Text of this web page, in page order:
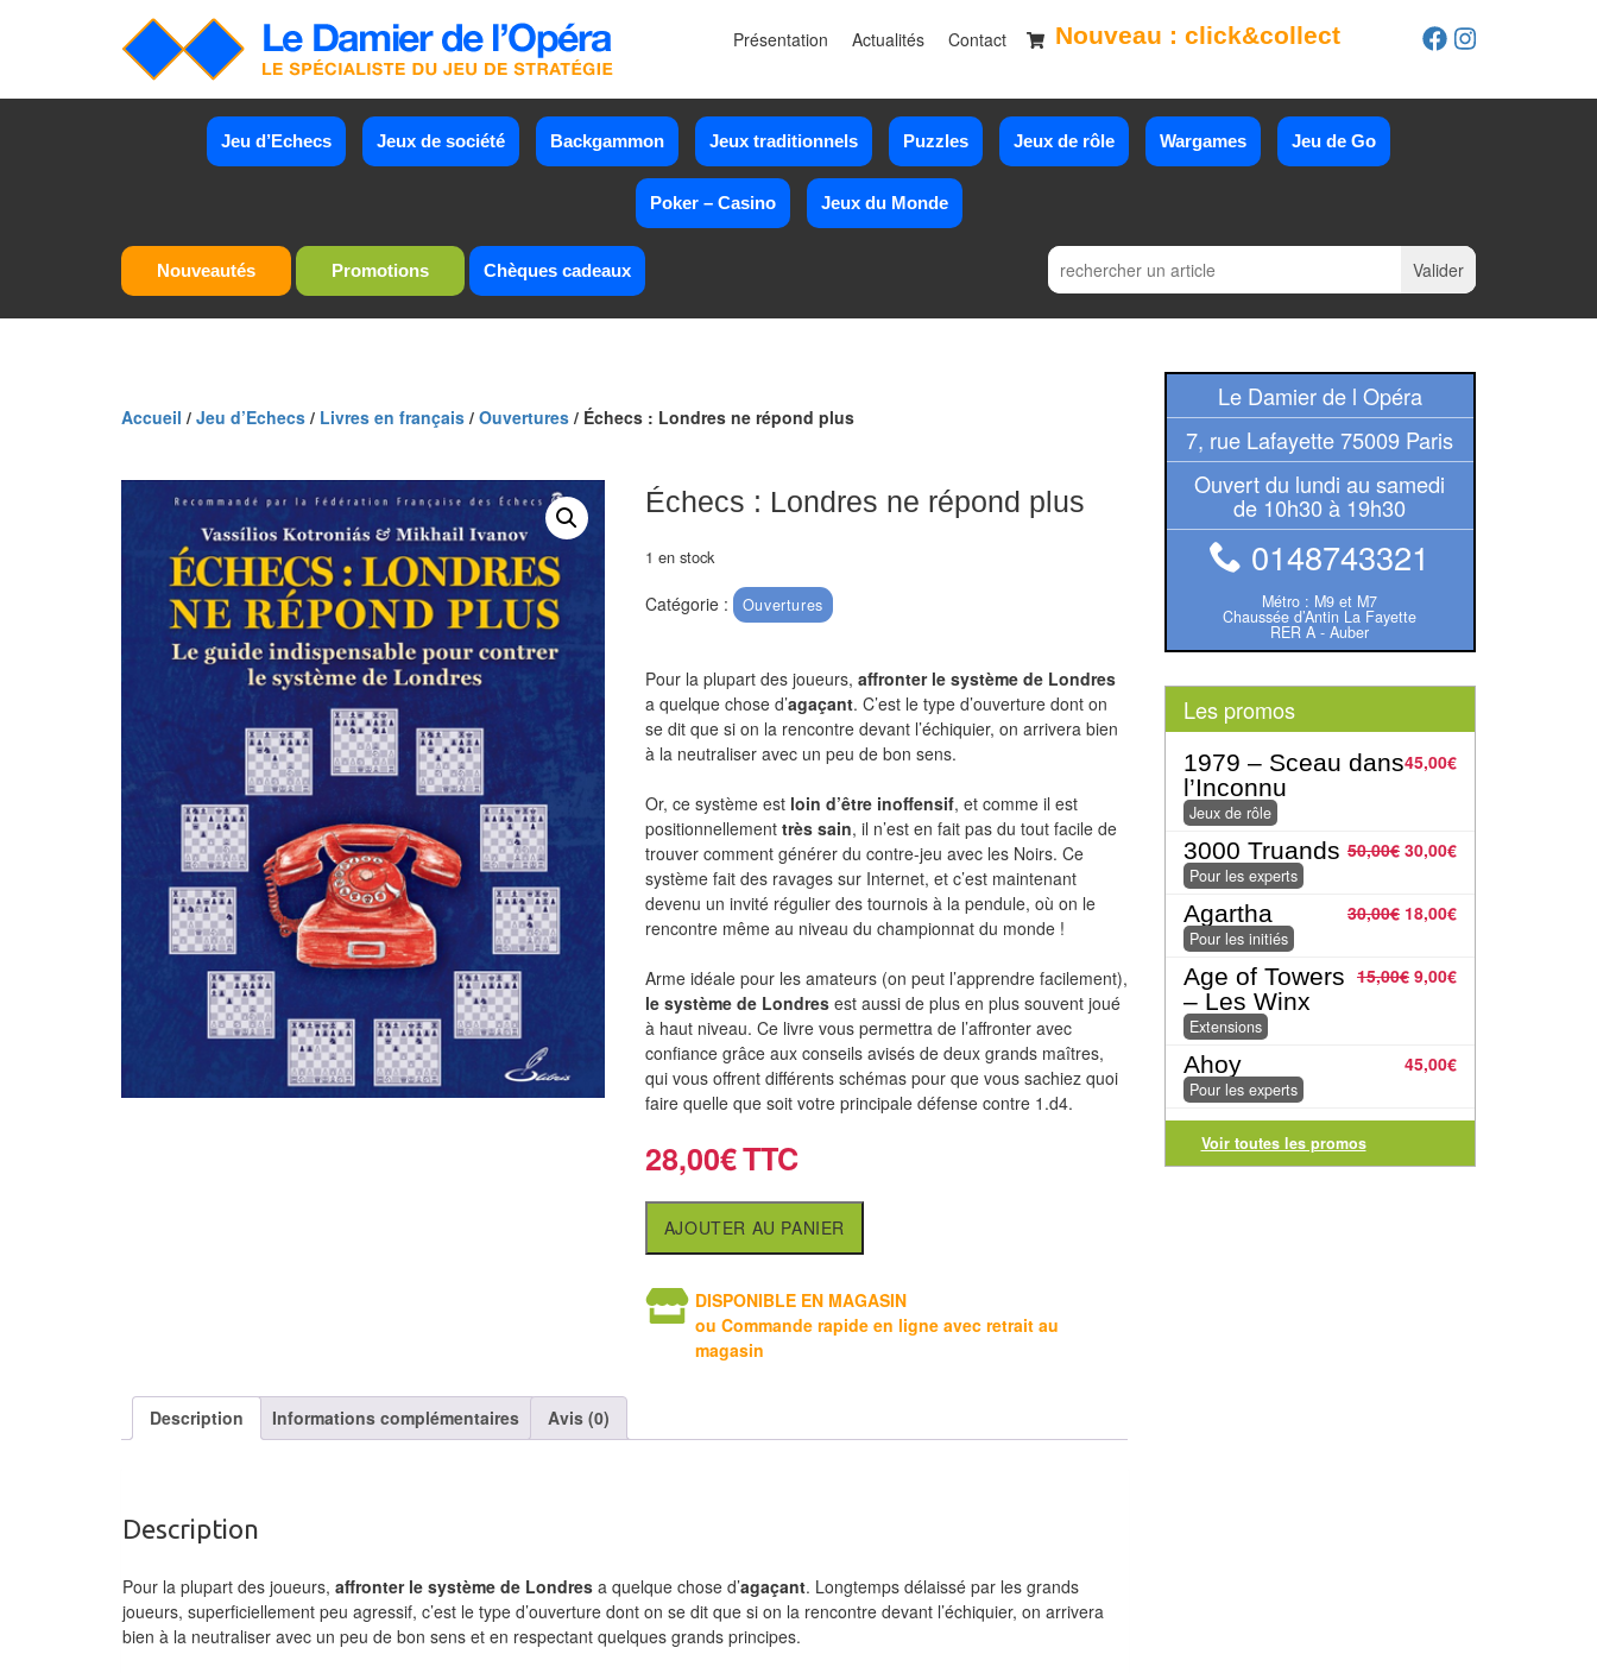
Présentation Actualités Contact Nouveau : click&collect
Jeu d’Echecs Jeux de société Backgammon Jeux traditionnels Puzzles Jeux de rôle Wargames Jeu de Go
Poker – Casino Jeux du Monde
Nouveautés Promotions Chèques cadeaux
Accueil / Jeu d’Echecs / Livres en français / Ouvertures / Échecs : Londres ne répond plus
Échecs : Londres ne répond plus
1 en stock
Catégorie : Ouvertures
Pour la plupart des joueurs, affronter le système de Londres
a quelque chose d’agaçant. C’est le type d’ouverture dont on
se dit que si on la rencontre devant l’échiquier, on arrivera bien
à la neutraliser avec un peu de bon sens.
Or, ce système est loin d’être inoffensif, et comme il est
positionnellementtrès sain, il n’est en fait pas du tout facile de
trouver comment générer du contre-jeu avec les Noirs. Ce
système fait des ravages sur Internet, et c’est maintenant
devenu un invité régulier des tournois à la pendule, où on le
rencontre même au niveau du championnat du monde !
Arme idéale pour les amateurs (on peut l’apprendre facilement),
le système de Londresest aussi de plus en plus souvent joué
à haut niveau. Ce livre vous permettra de l’affronter avec
confiance grâce aux conseils avisés de deux grands maîtres,
qui vous offrent différents schémas pour que vous sachiez quoi
faire quelle que soit votre principale défense contre 1.d4.
28,00€
AJOUTER AU PANIER
DISPONIBLE EN MAGASIN
ou Commande rapide en ligne avec retrait au
magasin
Description Informations complémentaires Avis (0)
Description
Pour la plupart des joueurs, affronter le système de Londres a quelque chose d’agaçant. Longtemps délaissé par les grands
joueurs, superficiellement peu agressif, c’est le type d’ouverture dont on se dit que si on la rencontre devant l’échiquier, on arrivera
bien à la neutraliser avec un peu de bon sens et en respectant quelques grands principes.
Le Damier de l Opéra
7, rue Lafayette 75009 Paris
Ouvert du lundi au samedi
de 10h30 à 19h30
0148743321
Métro : M9 et M7
Chaussée d’Antin La Fayette
RER A - Auber
Les promos
45,00€
1979 – Sceau dans
l’Inconnu
Jeux de rôle
50,00€ 30,00€
3000 Truands
Pour les experts
30,00€ 18,00€
Agartha
Pour les initiés
15,00€ 9,00€
Age of Towers
– Les Winx
Extensions
45,00€
Ahoy
Pour les experts
Voir toutes les promos